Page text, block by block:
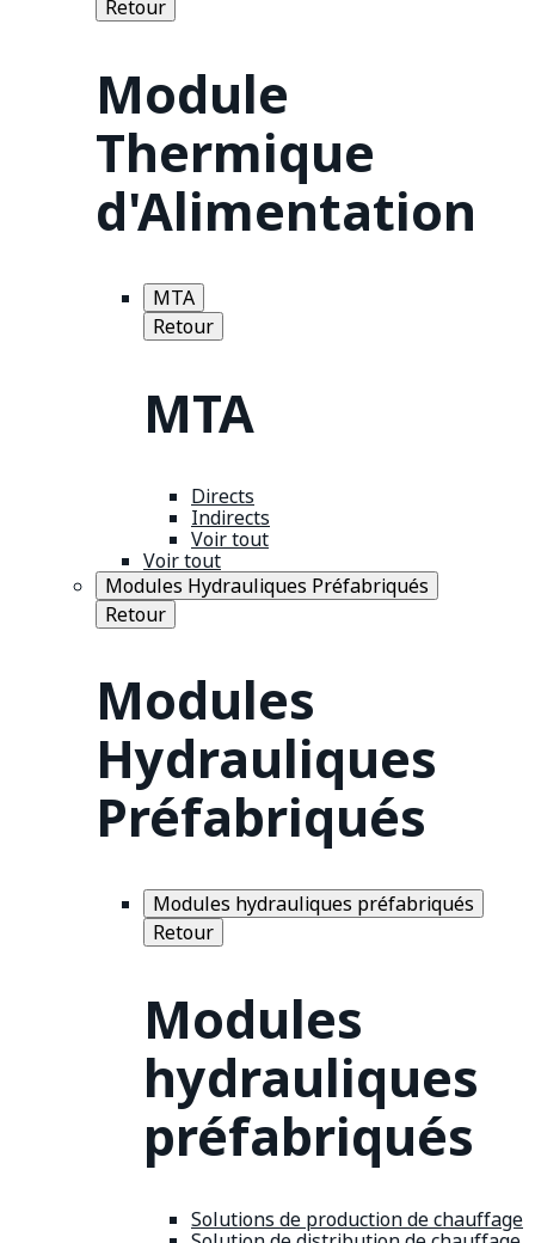
Retour
Module
Thermique
d'Alimentation
MTA
Retour
MTA
Directs
Indirects
Voir tout
Voir tout
Modules Hydrauliques Préfabriqués
Retour
Modules
Hydrauliques
Préfabriqués
Modules hydrauliques préfabriqués
Retour
Modules
hydrauliques
préfabriqués
Solutions de production de chauffage